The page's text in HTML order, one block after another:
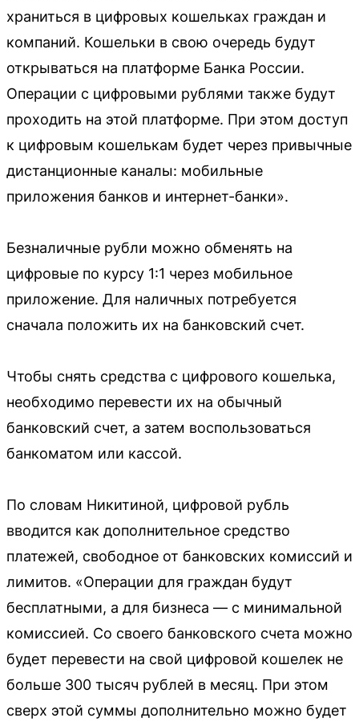
храниться в цифровых кошельках граждан и
компаний. Кошельки в свою очередь будут
открываться на платформе Банка России.
Операции с цифровыми рублями также будут
проходить на этой платформе. При этом доступ
к цифровым кошелькам будет через привычные
дистанционные каналы: мобильные
приложения банков и интернет-банки».
Безналичные рубли можно обменять на
цифровые по курсу 1:1 через мобильное
приложение. Для наличных потребуется
сначала положить их на банковский счет.
Чтобы снять средства с цифрового кошелька,
необходимо перевести их на обычный
банковский счет, а затем воспользоваться
банкоматом или кассой.
По словам Никитиной, цифровой рубль
вводится как дополнительное средство
платежей, свободное от банковских комиссий и
лимитов. «Операции для граждан будут
бесплатными, а для бизнеса — с минимальной
комиссией. Со своего банковского счета можно
будет перевести на свой цифровой кошелек не
больше 300 тысяч рублей в месяц. При этом
сверх этой суммы дополнительно можно будет